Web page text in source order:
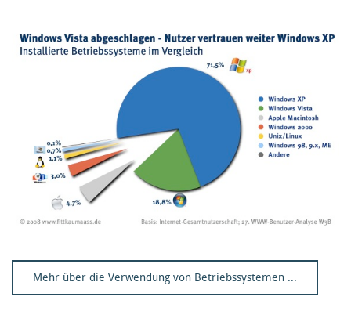
Mehr über die Verwendung von Betriebssystemen ...